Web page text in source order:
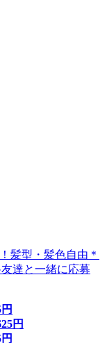
髪型・髪色自由＊
達と一緒に応募
円
円
円